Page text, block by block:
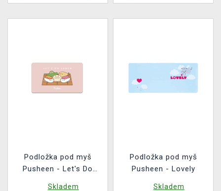
Podložka pod myš
Pusheen - Let's Do
Skladem
Podložka pod myš
Pusheen - Lovely
Skladem